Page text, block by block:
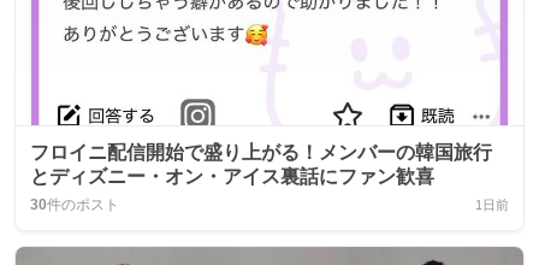
フロイニ配信開始で盛り上がる！メンバーの韓国旅行
とディズニー・オン・アイス裏話にファン歓喜
30件のポスト 1日前